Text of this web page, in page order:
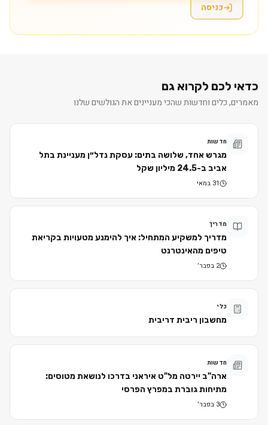
כניסה
כדאי לכם לקרוא גם
מאמרים, כלים וחדשות שהכי מעניינים את הגולשים שלנו
חדשות
מגרש אחד, שלושה בתים: עסקת נדל״ן מעניינת בתל
אביב ב-24.5 מיליון שקל
31 במאי
מדריך
מדריך למשקיע המתחיל: איך להימנע מטעויות בקריאת
טיפים מהאינטרנט
2 בפבר׳
כלי
מחשבון ריבית דריבית
חדשות
ארה"ב יירטה מל"ט איראני בדרכו לנושאת מטוסים:
מתיחות גוברת במפרץ הפרסי
3 בפבר׳